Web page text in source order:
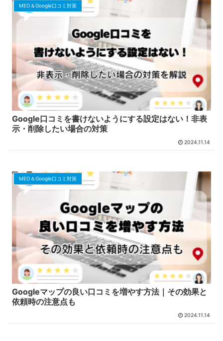
MEO＆Google口コミ対策
Google口コミを書けないようにする設定はない！非表
示・削除したい場合の対策
2024.11.14
MEO＆Google口コミ対策
Googleマップの良い口コミを増やす方法｜その効果と
依頼時の注意点も
2024.11.14